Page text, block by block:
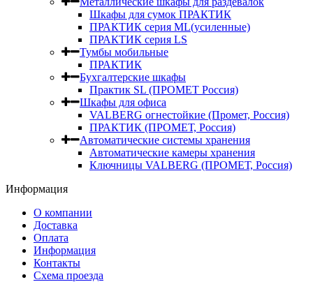
Шкафы для сумок ПРАКТИК
ПРАКТИК серия ML(усиленные)
ПРАКТИК серия LS
Тумбы мобильные
ПРАКТИК
Бухгалтерские шкафы
Практик SL (ПРОМЕТ Россия)
Шкафы для офиса
VALBERG огнестойкие (Промет, Россия)
ПРАКТИК (ПРОМЕТ, Россия)
Автоматические системы хранения
Автоматические камеры хранения
Ключницы VALBERG (ПРОМЕТ, Россия)
Информация
О компании
Доставка
Оплата
Информация
Контакты
Схема проезда